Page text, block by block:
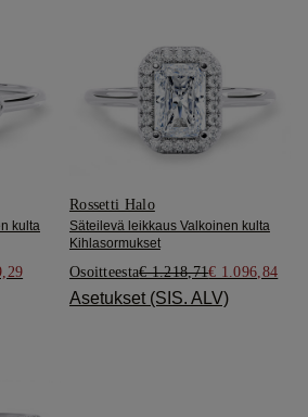
kulta
Rossetti Halo
Säteilevä leikkaus Valkoinen kulta
Kihlasormukset
Osoitteesta€ 1.218,71€ 1.096,84
Asetukset (SIS. ALV)